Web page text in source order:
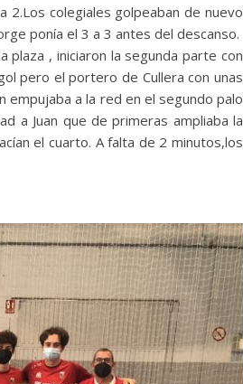
2.Los colegiales golpeaban de nuevo
ponía el 3 a 3 antes del descanso.
plaza , iniciaron la segunda parte con
pero el portero de Cullera con unas
empujaba a la red en el segundo palo
a Juan que de primeras ampliaba la
el cuarto. A falta de 2 minutos,los